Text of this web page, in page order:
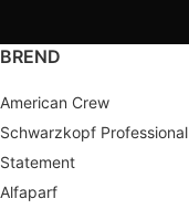
BREND
American Crew
Schwarzkopf Professional
Statement
Alfaparf